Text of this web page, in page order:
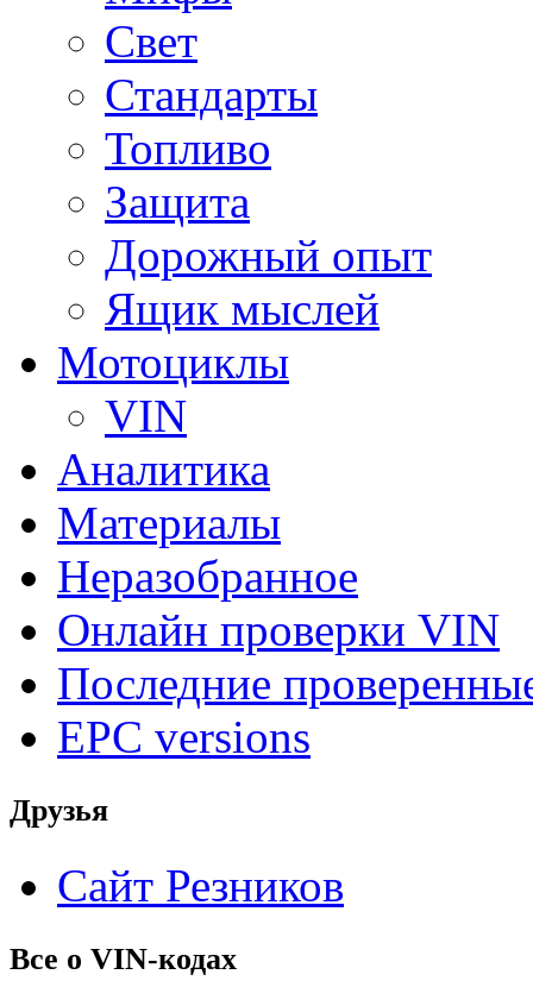
Свет
Стандарты
Топливо
Защита
Дорожный опыт
Ящик мыслей
Мотоциклы
VIN
Аналитика
Материалы
Неразобранное
Онлайн проверки VIN
Последние
EPC versions
Друзья
Сайт Резников
Все о VIN-кодах